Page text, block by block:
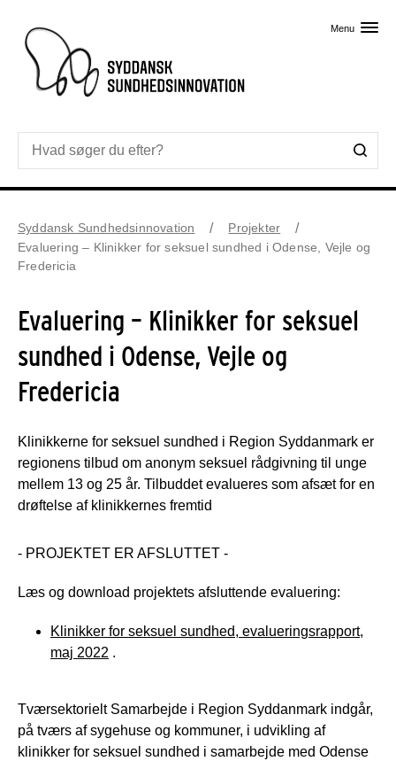
Menu
Syddansk Sundhedsinnovation
Projekter
Evaluering – Klinikker for seksuel sundhed i Odense, Vejle og
Fredericia
Evaluering – Klinikker for seksuel
sundhed i Odense, Vejle og
Fredericia
Klinikkerne for seksuel sundhed i Region Syddanmark er
regionens tilbud om anonym seksuel rådgivning til unge
mellem 13 og 25 år. Tilbuddet evalueres som afsæt for en
drøftelse af klinikkernes fremtid
- PROJEKTET ER AFSLUTTET -
Læs og download projektets afsluttende evaluering:
Klinikker for seksuel sundhed, evalueringsrapport,
maj 2022 .
Tværsektorielt Samarbejde i Region Syddanmark indgår,
på tværs af sygehuse og kommuner, i udvikling af
klinikker for seksuel sundhed i samarbejde med Odense